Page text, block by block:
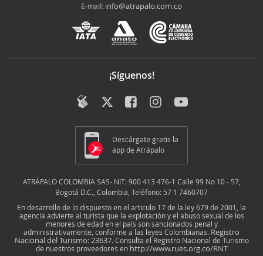
E-mail: info@atrapalo.com.co
¡Síguenos!
Descárgate gratis la
app de Atrápalo
ATRÁPALO COLOMBIA SAS- NIT: 900 413 476-1 Calle 99 No 10 - 57,
Bogotá D.C., Colombia, Teléfono: 57 1 7460707
En desarrollo de lo dispuesto en el articulo 17 de la ley 679 de 2001, la
agencia advierte al turista que la explotación y el abuso sexual de los
menores de edad en el país son sancionados penal y
administrativamente, conforme a las leyes Colombianas. Registro
Nacional del Turismo: 23637. Consulta el Registro Nacional de Turismo
de nuestros proveedores en http://www.rues.org.co/RNT